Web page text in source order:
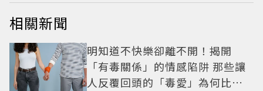
相關新聞
明知道不快樂卻離不開！揭開
「有毒關係」的情感陷阱 那些讓
人反覆回頭的「毒愛」為何比菸